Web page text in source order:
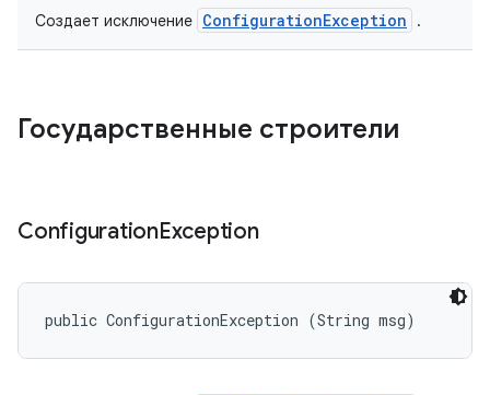
Создает исключение ConfigurationException .
Государственные строители
ConfigurationException
public ConfigurationException (String msg)